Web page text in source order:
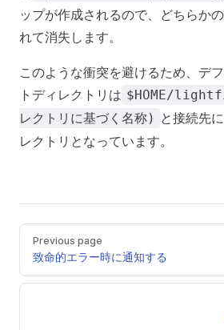
ップが作成されるので、どちらか
れて消失します。
このような衝突を避けるため、デ
トディレクトリは $HOME/
レクトリに基づく名称) と接続先
レクトリとなっています。
Pager
Previous page
致命的エラー時に通知する